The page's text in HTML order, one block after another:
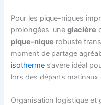
Pour les pique-niques
prolongées, uneglacière
pique-nique robuste
moment de partage
isotherme s’avère idéal
lors des départs matinaux
Organisation logistique et